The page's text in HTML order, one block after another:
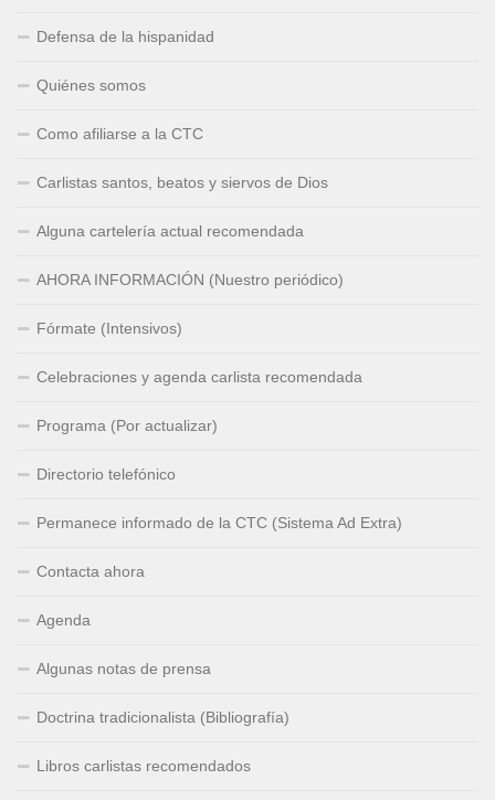
Defensa de la hispanidad
Quiénes somos
Como afiliarse a la CTC
Carlistas santos, beatos y siervos de Dios
Alguna cartelería actual recomendada
AHORA INFORMACIÓN (Nuestro periódico)
Fórmate (Intensivos)
Celebraciones y agenda carlista recomendada
Programa (Por actualizar)
Directorio telefónico
Permanece informado de la CTC (Sistema Ad Extra)
Contacta ahora
Agenda
Algunas notas de prensa
Doctrina tradicionalista (Bibliografía)
Libros carlistas recomendados